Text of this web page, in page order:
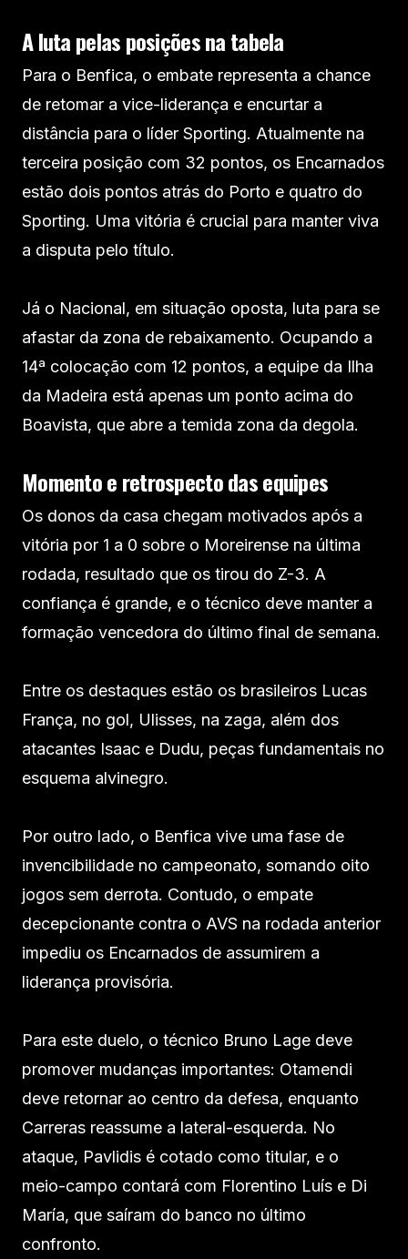
A luta pelas posições na tabela
Para o Benfica, o embate representa a chance
de retomar a vice-liderança e encurtar a
distância para o líder Sporting. Atualmente na
terceira posição com 32 pontos, os Encarnados
estão dois pontos atrás do Porto e quatro do
Sporting. Uma vitória é crucial para manter viva
a disputa pelo título.
Já o Nacional, em situação oposta, luta para se
afastar da zona de rebaixamento. Ocupando a
14ª colocação com 12 pontos, a equipe da Ilha
da Madeira está apenas um ponto acima do
Boavista, que abre a temida zona da degola.
Momento e retrospecto das equipes
Os donos da casa chegam motivados após a
vitória por 1 a 0 sobre o Moreirense na última
rodada, resultado que os tirou do Z-3. A
confiança é grande, e o técnico deve manter a
formação vencedora do último final de semana.
Entre os destaques estão os brasileiros Lucas
França, no gol, Ulisses, na zaga, além dos
atacantes Isaac e Dudu, peças fundamentais no
esquema alvinegro.
Por outro lado, o Benfica vive uma fase de
invencibilidade no campeonato, somando oito
jogos sem derrota. Contudo, o empate
decepcionante contra o AVS na rodada anterior
impediu os Encarnados de assumirem a
liderança provisória.
Para este duelo, o técnico Bruno Lage deve
promover mudanças importantes: Otamendi
deve retornar ao centro da defesa, enquanto
Carreras reassume a lateral-esquerda. No
ataque, Pavlidis é cotado como titular, e o
meio-campo contará com Florentino Luís e Di
María, que saíram do banco no último
confronto.